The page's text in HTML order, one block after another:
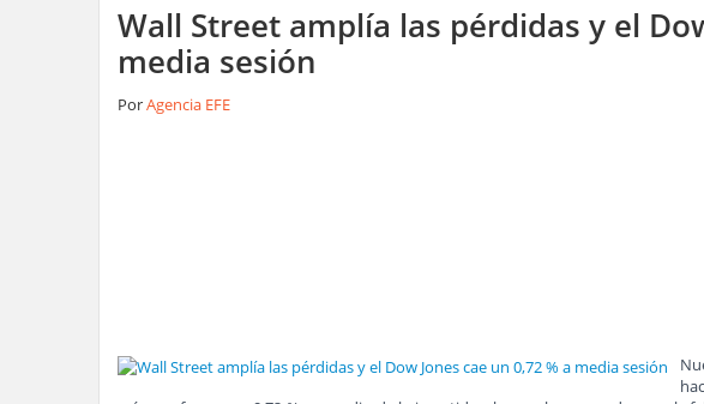
Wall Street amplía las pérdidas y el
media sesión
PorAgencia EFE